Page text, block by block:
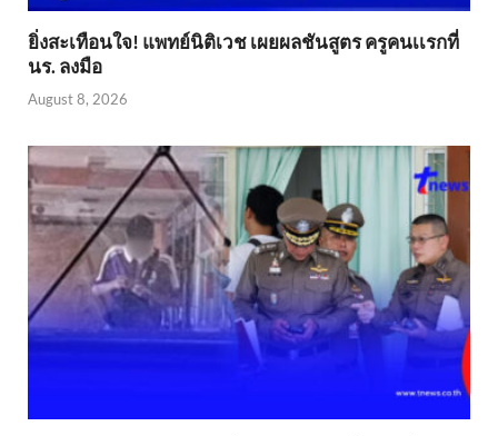
ยิ่งสะเทือนใจ! แพทย์นิติเวช เผยผลชันสูตร ครูคนเเรกที่
นร. ลงมือ
August 8, 2026